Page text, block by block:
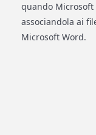
quando Microsoft
associandola ai
Microsoft Word.